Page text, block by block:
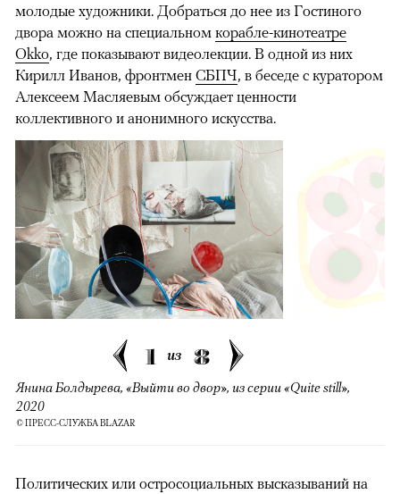
молодые художники. Добраться до нее из Гостиного
двора можно на специальном корабле-кинотеатре
Okko, где показывают видеолекции. В одной из них
Кирилл Иванов, фронтмен СБПЧ, в беседе с куратором
Алексеем Масляевым обсуждает ценности
коллективного и анонимного искусства.
1 из 8
Янина Болдырева, «Выйти во двор», из серии «Quite still»,
2020
© ПРЕСС-СЛУЖБА BLAZAR
Политических или остросоциальных высказываний на